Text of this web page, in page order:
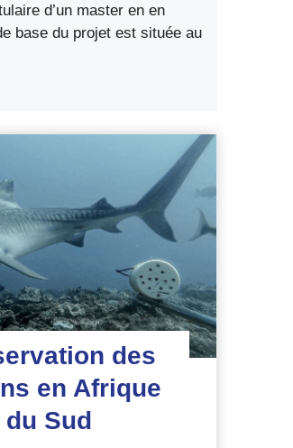
d’un master en en
base du projet est située au
des
en Afrique
du Sud